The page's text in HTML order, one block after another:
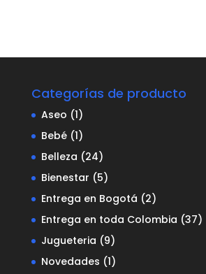
Categorías de producto
Aseo (1)
Bebé (1)
Belleza (24)
Bienestar (5)
Entrega en Bogotá (2)
Entrega en toda Colombia (37)
Jugueteria (9)
Novedades (1)